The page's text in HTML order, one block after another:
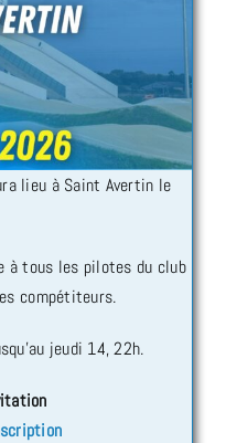
lieu à Saint Avertin le
à tous les pilotes du club
compétiteurs.
jeudi 14, 22h.